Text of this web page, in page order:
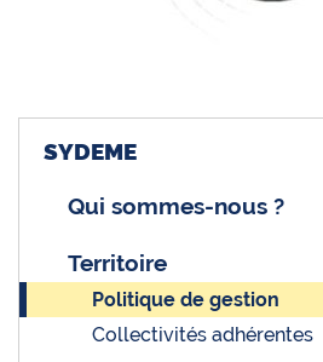
SYDEME
Qui sommes-nous ?
Territoire
Politique de gestion
Collectivités adhérentes